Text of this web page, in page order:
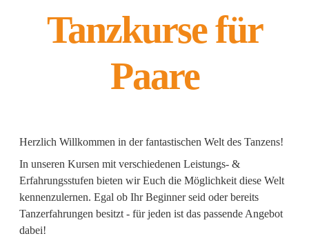
Tanzkurse für
Paare
Herzlich Willkommen in der fantastischen Welt des Tanzens!
In unseren Kursen mit verschiedenen Leistungs- &
Erfahrungsstufen bieten wir Euch die Möglichkeit diese Welt
kennenzulernen. Egal ob Ihr Beginner seid oder bereits
Tanzerfahrungen besitzt - für jeden ist das passende Angebot
dabei!